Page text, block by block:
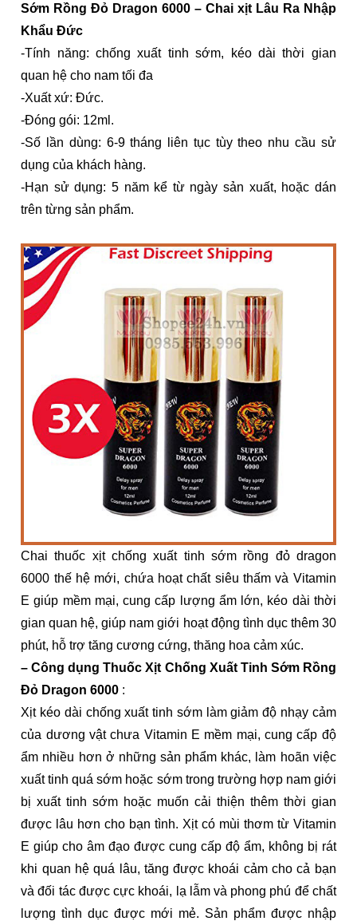
Sớm Rồng Đỏ Dragon 6000 – Chai xịt Lâu Ra Nhập
Khẩu Đức
-Tính năng: chống xuất tinh sớm, kéo dài thời gian
quan hệ cho nam tối đa
-Xuất xứ: Đức.
-Đóng gói: 12ml.
-Số lần dùng: 6-9 tháng liên tục tùy theo nhu cầu sử
dụng của khách hàng.
-Hạn sử dụng: 5 năm kể từ ngày sản xuất, hoặc dán
trên từng sản phẩm.
Chai thuốc xịt chống xuất tinh sớm rồng đỏ dragon
6000 thế hệ mới, chứa hoạt chất siêu thấm và Vitamin
E giúp mềm mại, cung cấp lượng ẩm lớn, kéo dài thời
gian quan hệ, giúp nam giới hoạt động tình dục thêm 30
phút, hỗ trợ tăng cương cứng, thăng hoa cảm xúc.
– Công dụng Thuốc Xịt Chống Xuất Tinh Sớm Rồng
Đỏ Dragon 6000 :
Xịt kéo dài chống xuất tinh sớm làm giảm độ nhạy cảm
của dương vật chưa Vitamin E mềm mại, cung cấp độ
ẩm nhiều hơn ở những sản phẩm khác, làm hoãn việc
xuất tinh quá sớm hoặc sớm trong trường hợp nam giới
bị xuất tinh sớm hoặc muốn cải thiện thêm thời gian
được lâu hơn cho bạn tình. Xịt có mùi thơm từ Vitamin
E giúp cho âm đạo được cung cấp độ ẩm, không bị rát
khi quan hệ quá lâu, tăng được khoái cảm cho cả bạn
và đối tác được cực khoái, lạ lẫm và phong phú để chất
lượng tình dục được mới mẻ. Sản phẩm được nhập